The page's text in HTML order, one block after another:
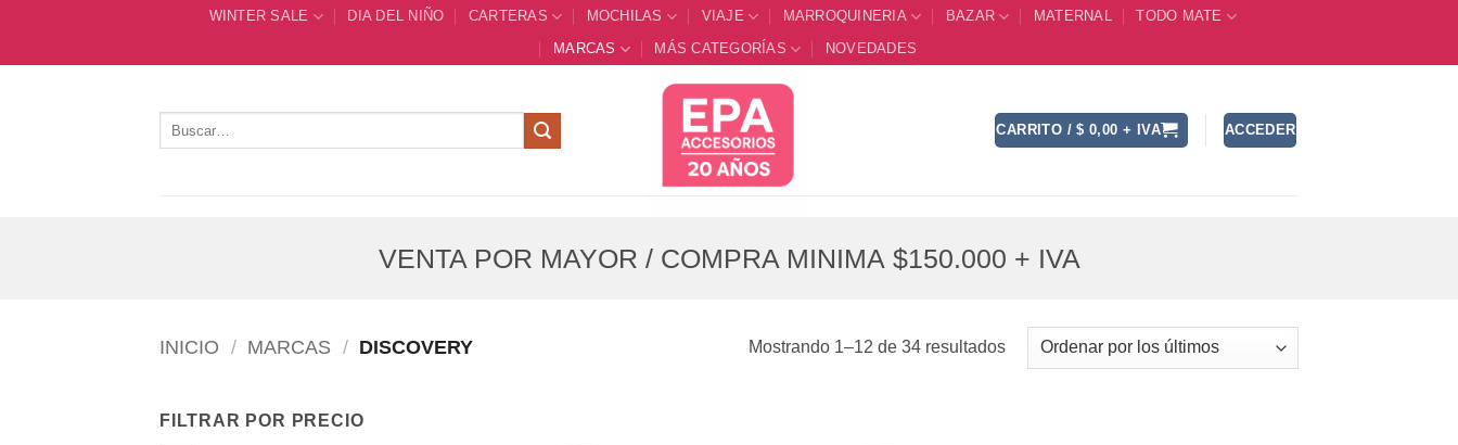
contenido
WINTER SALE DIA DEL NIÑO CARTERAS MOCHILAS VIAJE MARROQUINERIA BAZAR MATERNAL
TODO MATE
MARCAS
MÁS CATEGORÍAS NOVEDADES
CARRITO /$ 0,00 + IVA ACCEDER
VENTA POR MAYOR / COMPRA MINIMA $150.000 + IVA
INICIO / MARCAS / DISCOVERY Mostrando 1–12 de 34 resultadosOrdenado
por
FILTRAR POR PRECIO